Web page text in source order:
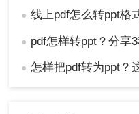
● 线上pdf怎么转ppt格式？
● pdf怎样转ppt？分享
● 怎样把pdf转为ppt？